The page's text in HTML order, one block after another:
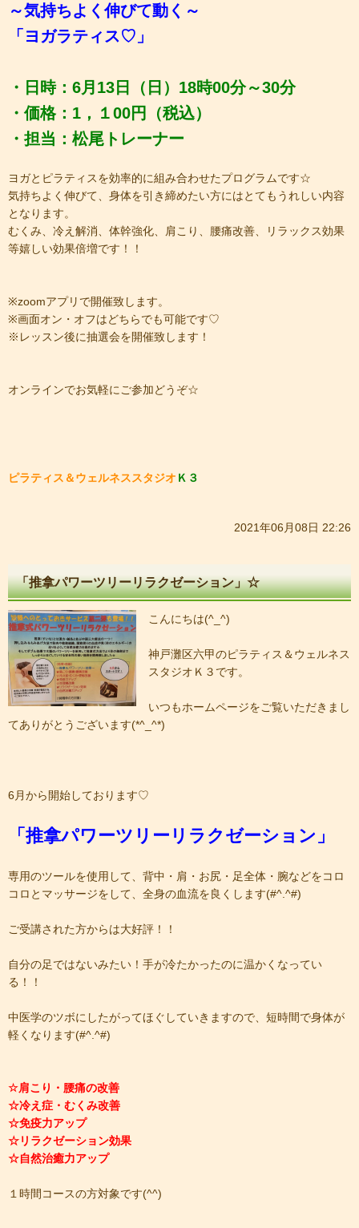
～気持ちよく伸びて動く～
「ヨガラティス♡」
・日時：6月13日（日）18時00分～30分
・価格：1，１00円（税込）
・担当：松尾トレーナー
ヨガとピラティスを効率的に組み合わせたプログラムです☆
気持ちよく伸びて、身体を引き締めたい方にはとてもうれしい内容
となります。
むくみ、冷え解消、体幹強化、肩こり、腰痛改善、リラックス効果
等嬉しい効果倍増です！！
※zoomアプリで開催致します。
※画面オン・オフはどちらでも可能です♡
※レッスン後に抽選会を開催致します！
オンラインでお気軽にご参加どうぞ☆
ピラティス＆ウェルネススタジオ Ｋ３
2021年06月08日 22:26
「推拿パワーツリーリラクゼーション」☆
こんにちは(^_^)
神戸灘区六甲のピラティス＆ウェルネス
スタジオＫ３です。
いつもホームページをご覧いただきまし
てありがとうございます(*^_^*)
6月から開始しております♡
「推拿パワーツリーリラクゼーション」
専用のツールを使用して、背中・肩・お尻・足全体・腕などをコロ
コロとマッサージをして、全身の血流を良くします(#^.^#)
ご受講された方からは大好評！！
自分の足ではないみたい！手が冷たかったのに温かくなってい
る！！
中医学のツボにしたがってほぐしていきますので、短時間で身体が
軽くなります(#^.^#)
☆肩こり・腰痛の改善
☆冷え症・むくみ改善
☆免疫力アップ
☆リラクゼーション効果
☆自然治癒力アップ
１時間コースの方対象です(^^)